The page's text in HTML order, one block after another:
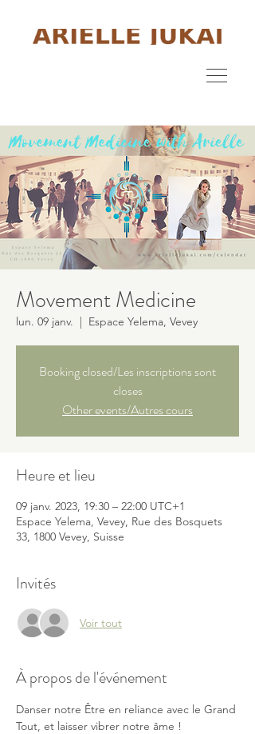
Movement Medicine
lun. 09 janv.
  |
Espace Yelema, Vevey
Booking closed/Les inscriptions sont
closes
Other events/Autres cours
Heure et lieu
09 janv. 2023, 19:30 – 22:00 UTC+1
Espace Yelema, Vevey, Rue des Bosquets
33, 1800 Vevey, Suisse
Invités
Voir tout
À propos de l'événement
Danser notre Être en reliance avec le Grand
Tout, et laisser vibrer notre âme !